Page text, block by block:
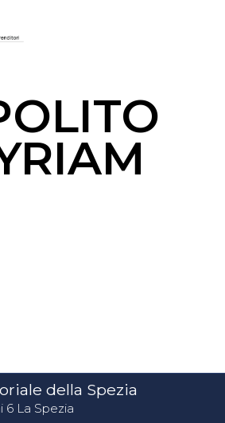
della Spezia
6 La Spezia